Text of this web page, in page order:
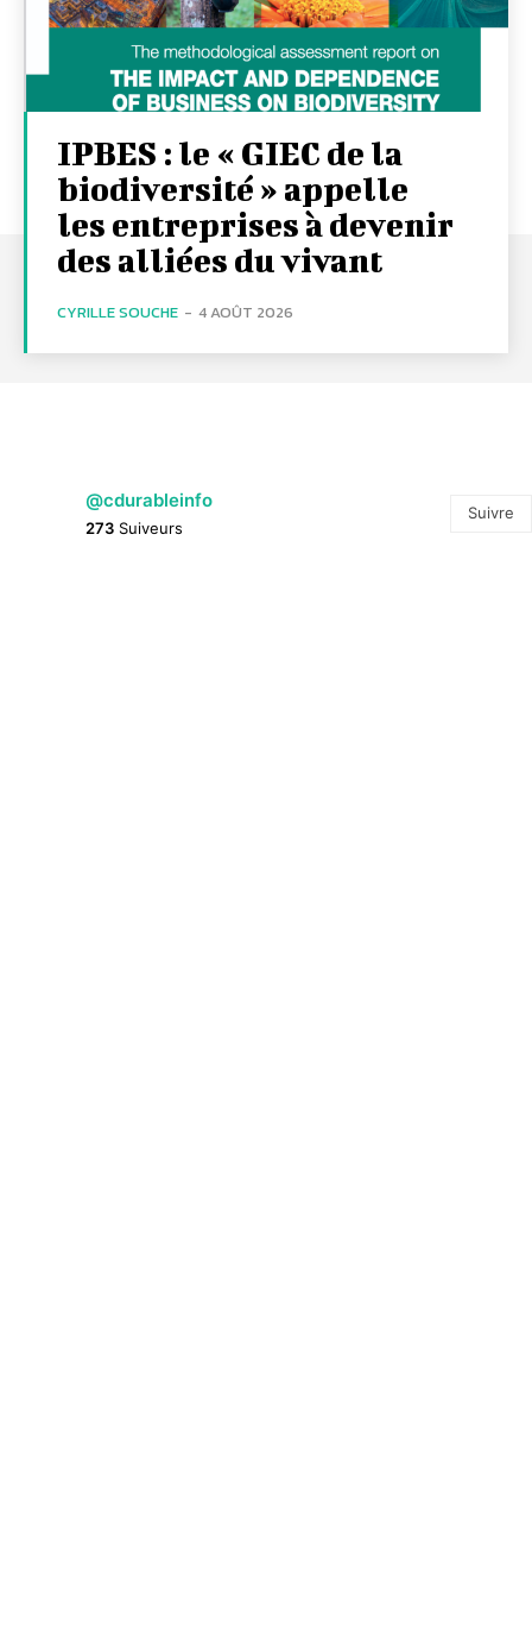
IPBES : le « GIEC de la
biodiversité » appelle
les entreprises à devenir
des alliées du vivant
CYRILLE SOUCHE - 4 AOÛT 2026
@cdurableinfo
273 Suiveurs
Suivre